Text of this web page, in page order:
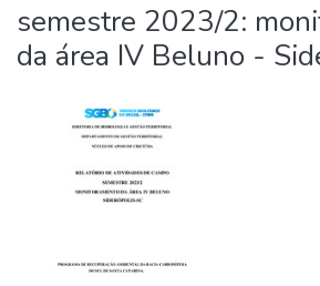
semestre 2023/2:
da área IV Beluno -